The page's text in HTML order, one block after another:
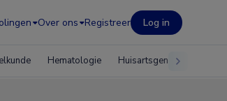
Over ons Registreer Log in
Hematologie Huisartsgeneeskunde